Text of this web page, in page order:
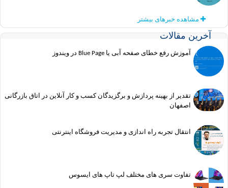
مشاهده خبرهای بیشتر
مقالات
آموزش رفع خطای صفحه آبی یا Blue Page در ویندوز
تقدیر از بهینه پردازش و برگزیدگان کسب و کار آنلاین در اتاق بازرگانی
اصفهان
انتقال تجربه راه اندازی و مدیریت فروشگاه اینترنتی
تفاوت سری های مختلف لپ تاپ های ایسوس